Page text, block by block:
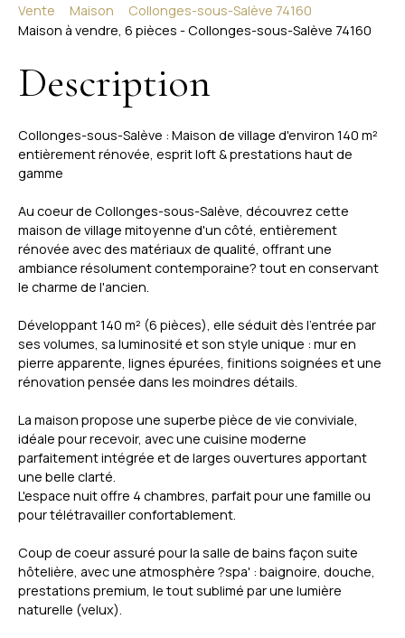
Vente Maison
Collonges-sous-Salève 74160
Maison à vendre, 6 pièces - Collonges-sous-Salève 74160
Description
Collonges-sous-Salève : Maison de village d'environ 140 m²
entièrement rénovée, esprit loft & prestations haut de
gamme
Au coeur de Collonges-sous-Salève, découvrez cette
maison de village mitoyenne d'un côté, entièrement
rénovée avec des matériaux de qualité, offrant une
ambiance résolument contemporaine? tout en conservant
le charme de l'ancien.
Développant 140 m² (6 pièces), elle séduit dès l'entrée par
ses volumes, sa luminosité et son style unique : mur en
pierre apparente, lignes épurées, finitions soignées et une
rénovation pensée dans les moindres détails.
La maison propose une superbe pièce de vie conviviale,
idéale pour recevoir, avec une cuisine moderne
parfaitement intégrée et de larges ouvertures apportant
une belle clarté.
L'espace nuit offre 4 chambres, parfait pour une famille ou
pour télétravailler confortablement.
Coup de coeur assuré pour la salle de bains façon suite
hôtelière, avec une atmosphère ?spa' : baignoire, douche,
prestations premium, le tout sublimé par une lumière
naturelle (velux).